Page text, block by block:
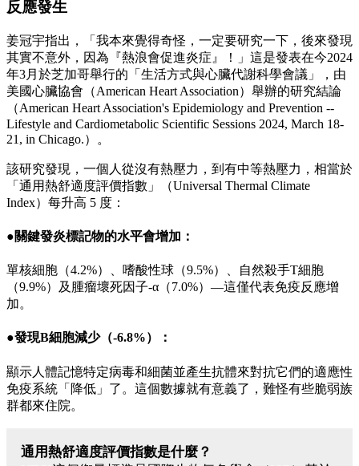
反應發生
姜冠宇指出，「我本來覺得奇怪，一定要研究一下，後來發現
其實不意外，因為『熱浪會促進炎症』！」這是發表在今2024
年3月於芝加哥舉行的「生活方式與心臟代謝科學會議」，由
美國心臟協會（American Heart Association）舉辦的研究結論
（American Heart Association's Epidemiology and Prevention --
Lifestyle and Cardiometabolic Scientific Sessions 2024, March 18-
21, in Chicago.）。
該研究發現，一個人從沒有熱壓力，到有中等熱壓力，相當於
「通用熱舒適度評價指數」（Universal Thermal Climate
Index）每升高 5 度：
●關鍵發炎標記物的水平會增加：
單核細胞（4.2%）、嗜酸性球（9.5%）、自然殺手T細胞
（9.9%）及腫瘤壞死因子-α（7.0%）—這僅代表免疫反應增
加。
●發現B細胞減少（-6.8%）：
顯示人體記憶特定病毒和細菌並產生抗體來對抗它們的適應性
免疫系統「降低」了。這個數據就有意義了，難怪有些脆弱族
群都來住院。
通用熱舒適度評價指數是什麼？